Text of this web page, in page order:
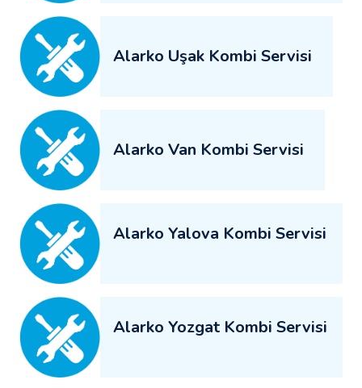
Alarko Uşak Kombi Servisi
Alarko Van Kombi Servisi
Alarko Yalova Kombi Servisi
Alarko Yozgat Kombi Servisi